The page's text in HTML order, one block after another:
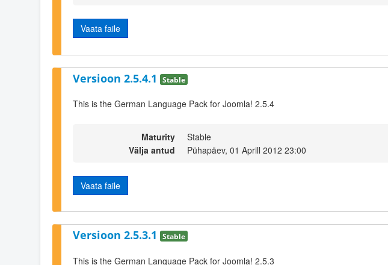
Vaata faile
Versioon 2.5.4.1 Stable
This is the German Language Pack for Joomla! 2.5.4
Maturity
Stable
Välja antud
Pühapäev, 01 Aprill 2012 23:00
Vaata faile
Versioon 2.5.3.1 Stable
This is the German Language Pack for Joomla! 2.5.3